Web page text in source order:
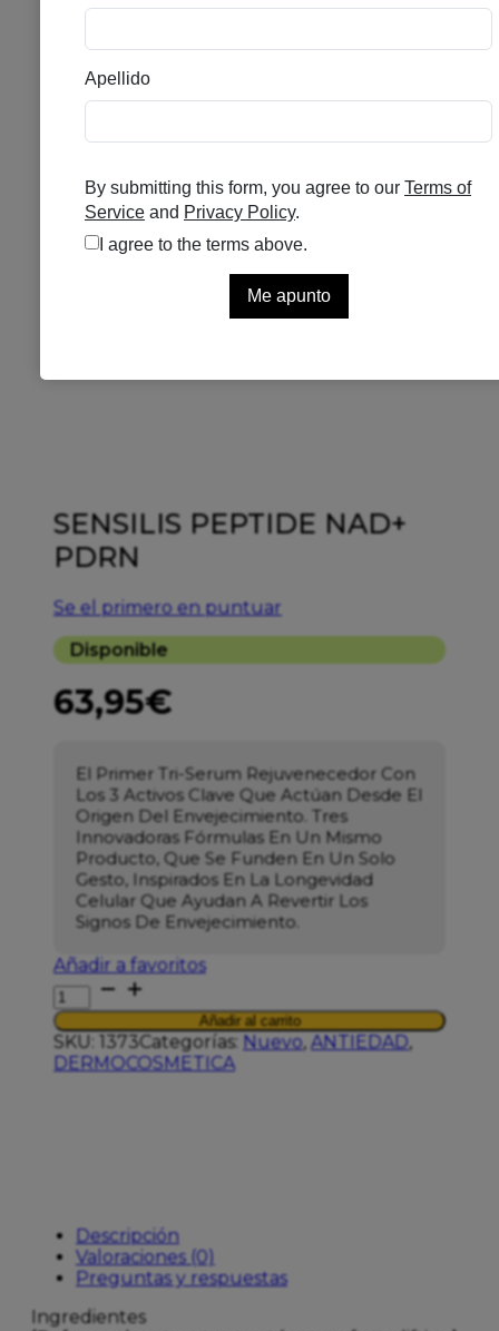
SENSILIS PEPTIDE NAD+
PDRN
Se el primero en puntuar
Disponible
63,95€
El Primer Tri-Serum Rejuvenecedor Con
Los 3 Activos Clave Que Actúan Desde El
Origen Del Envejecimiento. Tres
Innovadoras Fórmulas En Un Mismo
Producto, Que Se Funden En Un Solo
Gesto, Inspirados En La Longevidad
Celular Que Ayudan A Revertir Los
Signos De Envejecimiento.
Añadir a favoritos
SENSILIS
PEPTIDE
NAD+
PDRN
cantidad
Añadir al carrito
SKU: 1373Categorías: Nuevo, ANTIEDAD,
DERMOCOSMETICA
Descripción
Valoraciones (0)
Preguntas y respuestas
Ingredientes